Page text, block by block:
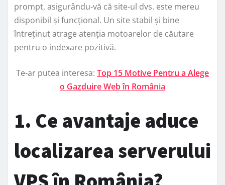
prompt, asigurându-vă că site-ul dvs. este mereu
disponibil și funcțional. Un site stabil și bine
întreținut atrage atenția motoarelor de căutare
pentru o indexare pozitivă.
Te-ar putea interesa: Top 15 Motive Pentru a Alege
o Gazduire Web în România
1. Ce avantaje aduce
localizarea serverului